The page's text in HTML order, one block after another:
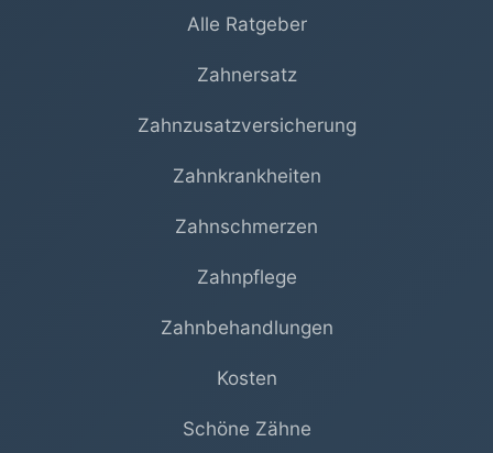
Alle Ratgeber
Zahnersatz
Zahnzusatzversicherung
Zahnkrankheiten
Zahnschmerzen
Zahnpflege
Zahnbehandlungen
Kosten
Schöne Zähne